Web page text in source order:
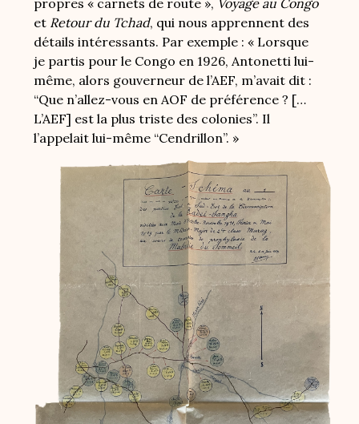
et Retour du Tchad, qui nous apprennent des
détails intéressants. Par exemple : « Lorsque
je partis pour le Congo en 1926, Antonetti lui-
même, alors gouverneur de l’AEF, m’avait dit :
“Que n’allez-vous en AOF de préférence ? […
L’AEF] est la plus triste des colonies”. Il
l’appelait lui-même “Cendrillon”. »
Image